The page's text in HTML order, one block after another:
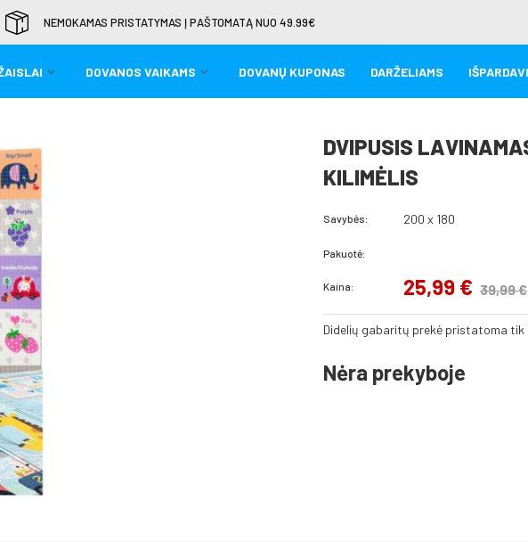
NEMOKAMAS PRISTATYMAS Į PAŠTOMATĄ NUO 49.99€
DOVANOS VAIKAMS DOVANŲ KUPONAS DARŽELIAMS
DVIPUSIS
KILIMĖLIS
Savybės: 200 x 180
Pakuotė:
Kaina: 25,99 € 39,99 €
Didelių gabaritų prekė pristatoma tik
Nėra prekyboje